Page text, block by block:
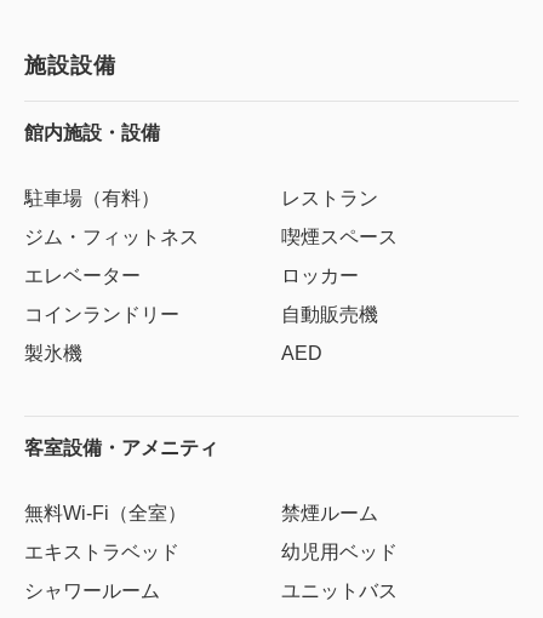
施設設備
館内施設・設備
駐車場（有料）
レストラン
ジム・フィットネス
喫煙スペース
エレベーター
ロッカー
コインランドリー
自動販売機
製氷機
AED
客室設備・アメニティ
無料Wi-Fi（全室）
禁煙ルーム
エキストラベッド
幼児用ベッド
シャワールーム
ユニットバス